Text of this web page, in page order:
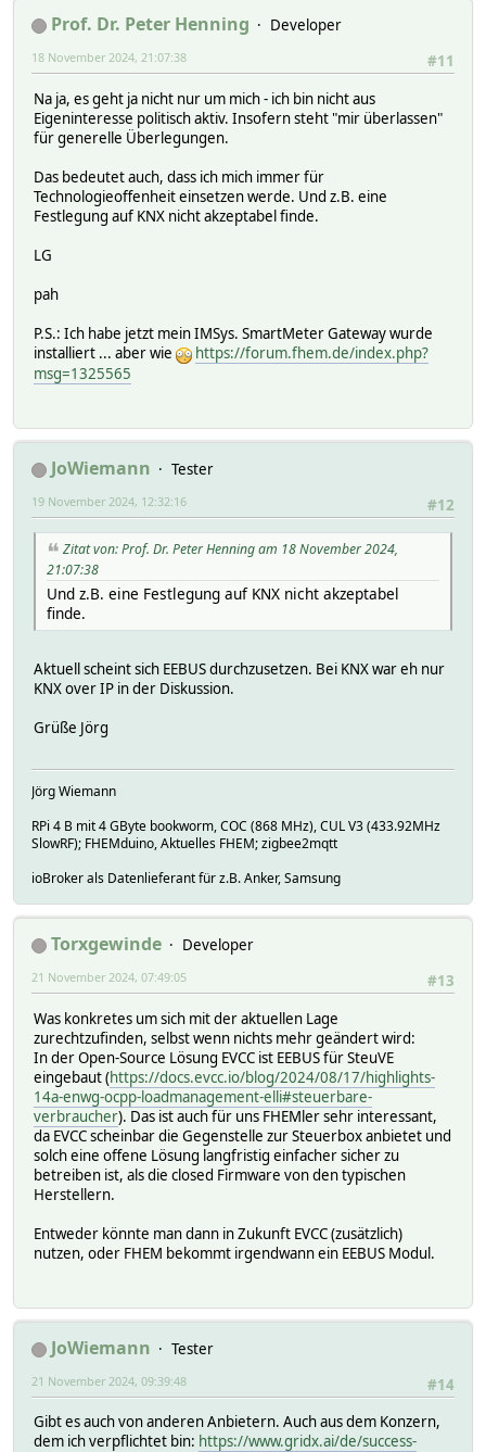
Prof. Dr. Peter Henning
Developer
#11
18 November 2024, 21:07:38
Na ja, es geht ja nicht nur um mich - ich bin nicht aus
Eigeninteresse politisch aktiv. Insofern steht "mir überlassen"
für generelle Überlegungen.
Das bedeutet auch, dass ich mich immer für
Technologieoffenheit einsetzen werde. Und z.B. eine
Festlegung auf KNX nicht akzeptabel finde.
LG
pah
P.S.: Ich habe jetzt mein IMSys. SmartMeter Gateway wurde
installiert ... aber wie
https://forum.fhem.de/index.php?
msg=1325565
JoWiemann
Tester
#12
19 November 2024, 12:32:16
Zitat von: Prof. Dr. Peter Henning am 18 November 2024,
21:07:38
Und z.B. eine Festlegung auf KNX nicht akzeptabel
finde.
Aktuell scheint sich EEBUS durchzusetzen. Bei KNX war eh nur
KNX over IP in der Diskussion.
Grüße Jörg
Jörg Wiemann
RPi 4 B mit 4 GByte bookworm, COC (868 MHz), CUL V3 (433.92MHz
SlowRF); FHEMduino, Aktuelles FHEM; zigbee2mqtt
ioBroker als Datenlieferant für z.B. Anker, Samsung
Torxgewinde
Developer
#13
21 November 2024, 07:49:05
Was konkretes um sich mit der aktuellen Lage
zurechtzufinden, selbst wenn nichts mehr geändert wird:
In der Open-Source Lösung EVCC ist EEBUS für SteuVE
eingebaut (https://docs.evcc.io/blog/2024/08/17/highlights-
14a-enwg-ocpp-loadmanagement-elli#steuerbare-
verbraucher). Das ist auch für uns FHEMler sehr interessant,
da EVCC scheinbar die Gegenstelle zur Steuerbox anbietet und
solch eine offene Lösung langfristig einfacher sicher zu
betreiben ist, als die closed Firmware von den typischen
Herstellern.
Entweder könnte man dann in Zukunft EVCC (zusätzlich)
nutzen, oder FHEM bekommt irgendwann ein EEBUS Modul.
JoWiemann
Tester
#14
21 November 2024, 09:39:48
Gibt es auch von anderen Anbietern. Auch aus dem Konzern,
dem ich verpflichtet bin: https://www.gridx.ai/de/success-